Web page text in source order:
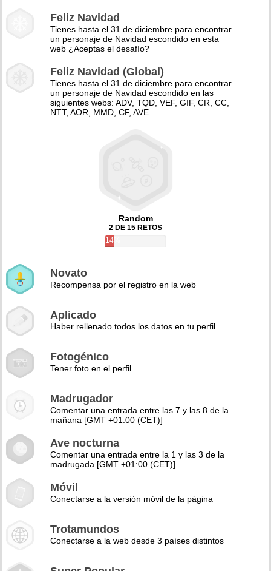
Feliz Navidad
Tienes hasta el 31 de diciembre para encontrar
un personaje de Navidad escondido en esta
web ¿Aceptas el desafío?
Feliz Navidad (Global)
Tienes hasta el 31 de diciembre para encontrar
un personaje de Navidad escondido en las
siguientes webs: ADV, TQD, VEF, GIF, CR, CC,
NTT, AOR, MMD, CF, AVE
Random
2 DE 15 RETOS
14%
Novato
Recompensa por el registro en la web
Aplicado
Haber rellenado todos los datos en tu perfil
Fotogénico
Tener foto en el perfil
Madrugador
Comentar una entrada entre las 7 y las 8 de la
mañana [GMT +01:00 (CET)]
Ave nocturna
Comentar una entrada entre la 1 y las 3 de la
madrugada [GMT +01:00 (CET)]
Móvil
Conectarse a la versión móvil de la página
Trotamundos
Conectarse a la web desde 3 países distintos